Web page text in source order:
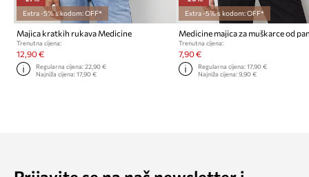
Extra -5% s kodom: OFF*
Majica kratkih rukava Medicine
Trenutna cijena:
12,90 €
Regularna cijena:22,90 €
Najniža cijena:17,90 €
Extra -5% s kodom: OFF*
Trenutna cijena:
7,90 €
Regularna cijena: 17,90 €
Najniža cijena: 9,90 €